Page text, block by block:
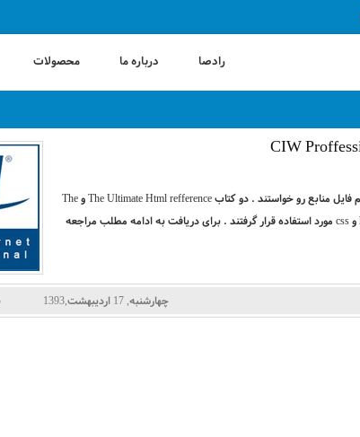
رادصا درباره ما محصولات
دانشجویان عزیزی که این درس رو در خدمتشون هستم فایل منابع رو خواستند . دو کتاب The Ultimate Html refference و The
Ultimate CSS refference به عنوان منابع دوبخش html و css مورد استفاده قرار گرفتند . برای دریافت به ادامه مطلب مراجعه
چهارشنبه, 17 اردیبهشت,1393